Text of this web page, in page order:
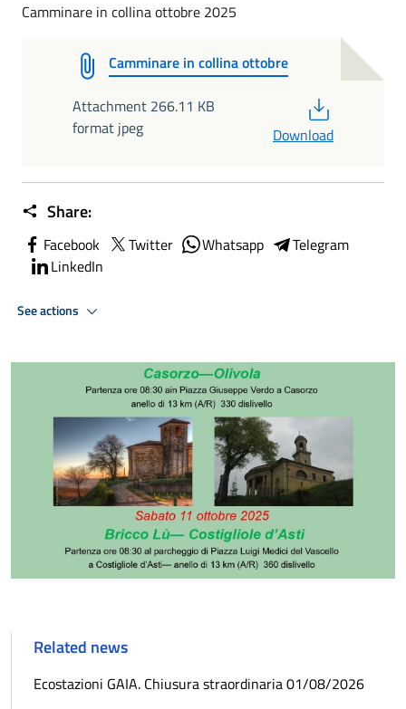
Camminare in collina ottobre 2025
Camminare in collina ottobre
Attachment 266.11 KB
format jpeg
Download
Share:
Facebook Twitter Whatsapp
Telegram
LinkedIn
See actions
Related news
Ecostazioni GAIA. Chiusura straordinaria 01/08/2026